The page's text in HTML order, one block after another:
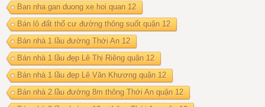
Ban nha gan duong xe hoi quan 12
Bán lô đất thổ cư đường thông suốt quận 12
Bán nhà 1 lầu đường Thới An 12
Bán nhà 1 lầu đẹp Lê Thị Riêng quận 12
Bán nhà 1 lầu đẹp Lê Văn Khương quận 12
Bán nhà 2 lầu đường 8m thông Thới An quận 12